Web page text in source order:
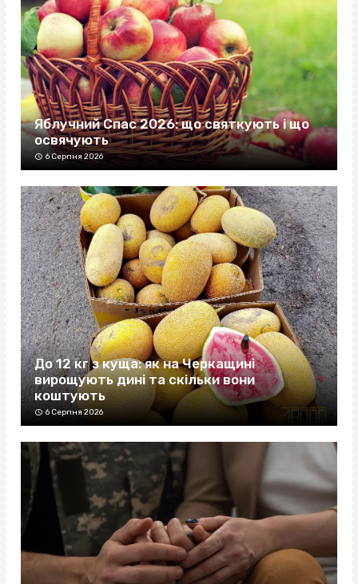
Яблучний Спас 2026: що святкують і що
освячують
6 Серпня 2026
До 12 кг з куща: як на Черкащині
вирощують дині та скільки вони
коштують
6 Серпня 2026